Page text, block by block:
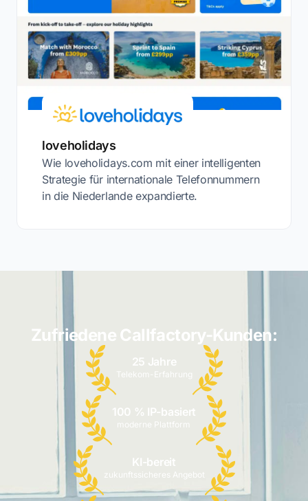
loveholidays
Wie loveholidays.com mit einer intelligenten
Strategie für internationale Telefonnummern
in die Niederlande expandierte.
Zufriedene Callfactory-Kunden:
25 Jahre
Telekom-Erfahrung
100 % IP-basiert
moderne Plattform
KI-bereit
zukunftssicheres Angebot